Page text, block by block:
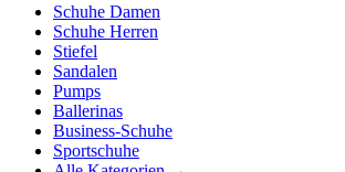
Schuhe Damen
Schuhe Herren
Stiefel
Sandalen
Pumps
Ballerinas
Business-Schuhe
Sportschuhe